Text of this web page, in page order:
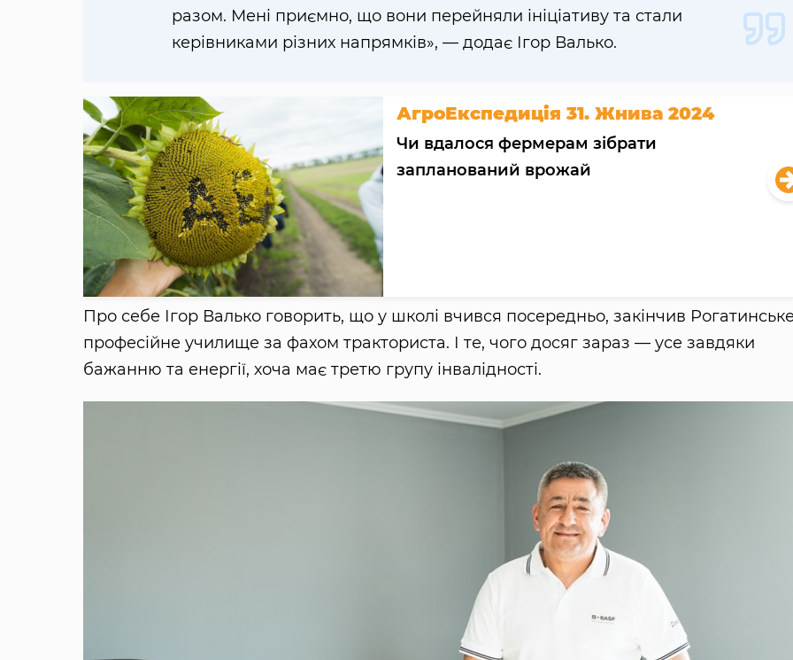
разом. Мені приємно, що вони перейняли ініціативу та стали
керівниками різних напрямків», — додає Ігор Валько.
АгроЕкспедиція 31. Жнива 2024
Чи вдалося фермерам зібрати
запланований врожай
Про себе Ігор Валько говорить, що у школі вчився посередньо, закінчив
професійне училище за фахом тракториста. І те, чого досяг зараз — усе завдяки
бажанню та енергії, хоча має третю групу інвалідності.